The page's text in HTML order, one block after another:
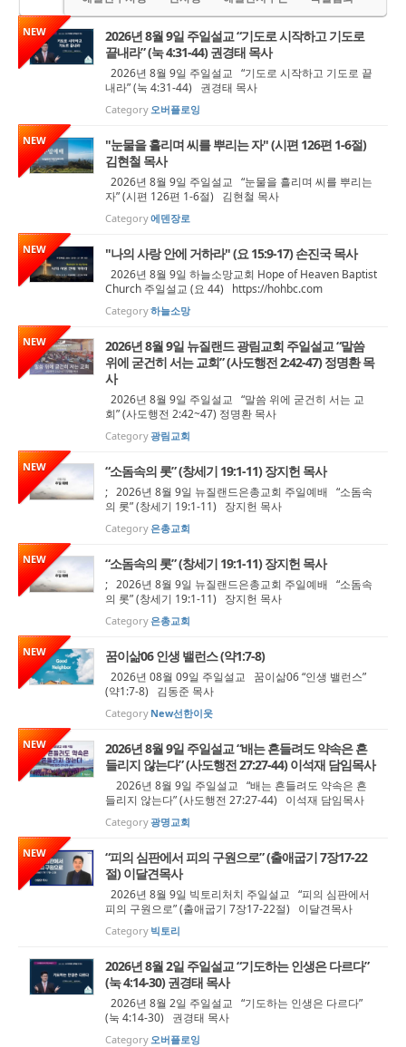
NEW
2026년 8월 9일 주일설교 “기도로 시작하고 기도로
끝내라” (눅 4:31-44) 권경태 목사
2026년 8월 9일 주일설교 “기도로 시작하고 기도로 끝
내라” (눅 4:31-44) 권경태 목사
Category오버플로잉
NEW
"눈물을 흘리며 씨를 뿌리는 자" (시편 126편 1-6절)
김현철 목사
2026년 8월 9일 주일설교 “눈물을 흘리며 씨를 뿌리는
자” (시편 126편 1-6절) 김현철 목사
Category에덴장로
NEW "나의 사랑 안에 거하라" (요 15:9-17) 손진국 목사
2026년 8월 9일 하늘소망교회 Hope of Heaven Baptist
Church 주일설교 (요 44) https://hohbc.com
Category하늘소망
NEW
2026년 8월 9일 뉴질랜드 광림교회 주일설교 “말씀
위에 굳건히 서는 교회” (사도행전 2:42-47) 정명환 목
사
2026년 8월 9일 주일설교 “말씀 위에 굳건히 서는 교
회” (사도행전 2:42~47) 정명환 목사
Category광림교회
NEW “소돔속의 롯” (창세기 19:1-11) 장지헌 목사
; 2026년 8월 9일 뉴질랜드은총교회 주일예배 “소돔속
의 롯” (창세기 19:1-11) 장지헌 목사
Category은총교회
NEW “소돔속의 롯” (창세기 19:1-11) 장지헌 목사
; 2026년 8월 9일 뉴질랜드은총교회 주일예배 “소돔속
의 롯” (창세기 19:1-11) 장지헌 목사
Category은총교회
NEW 꿈이삶06 인생 밸런스 (약1:7-8)
2026년 08월 09일 주일설교 꿈이삶06 “인생 밸런스”
(약1:7-8) 김동준 목사
Category New선한이웃
NEW
2026년 8월 9일 주일설교 “배는 흔들려도 약속은 흔
들리지 않는다” (사도행전 27:27-44) 이석재 담임목사
2026년 8월 9일 주일설교 “배는 흔들려도 약속은 흔
들리지 않는다” (사도행전 27:27-44) 이석재 담임목사
Category광명교회
NEW
“피의 심판에서 피의 구원으로” (출애굽기 7장17-22
절) 이달견목사
2026년 8월 9일 빅토리처치 주일설교 “피의 심판에서
피의 구원으로” (출애굽기 7장17-22절) 이달견목사
Category 빅토리
2026년 8월 2일 주일설교 “기도하는 인생은 다르다”
(눅 4:14-30) 권경태 목사
2026년 8월 2일 주일설교 “기도하는 인생은 다르다”
(눅 4:14-30) 권경태 목사
Category오버플로잉